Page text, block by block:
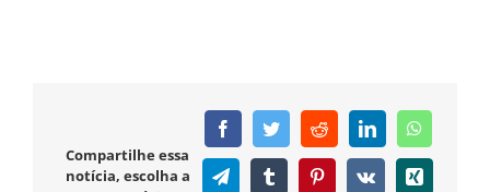
Compartilhe essa
notícia, escolha a
FacebookTwitterRedditLinkedIn
TelegramTumblr PinterestVk Xing